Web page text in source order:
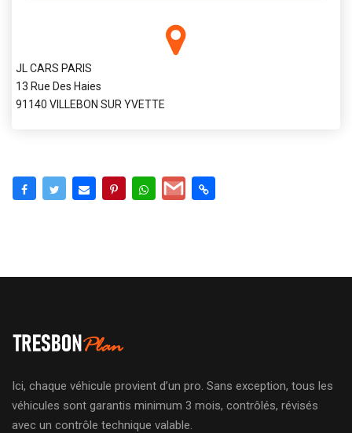
JL CARS PARIS
13 Rue Des Haies
91140 VILLEBON SUR YVETTE
Ici, chaque véhicule provient d’un pro. Sans exception, tous les
véhicules sont garantis minimum 3 mois, contrôlés, révisés
avec un contrôle technique valable.